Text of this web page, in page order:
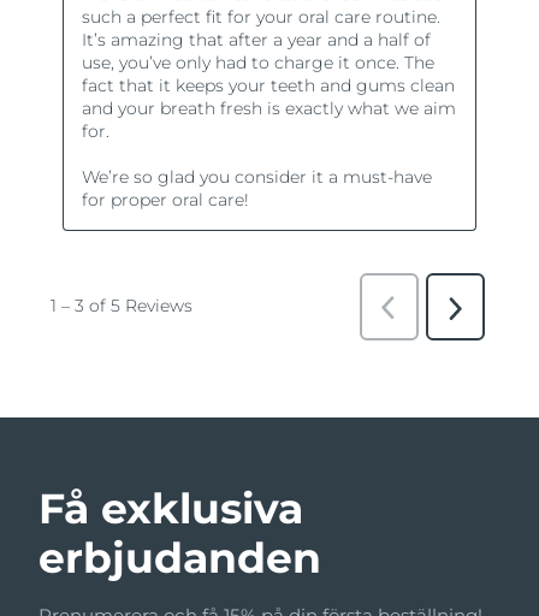
Få exklusiva
erbjudanden